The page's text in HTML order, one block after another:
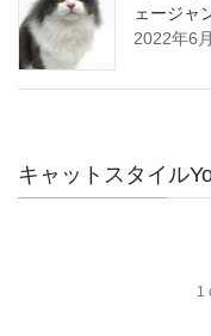
ェージャ
2022年6
キャットスタイル
1